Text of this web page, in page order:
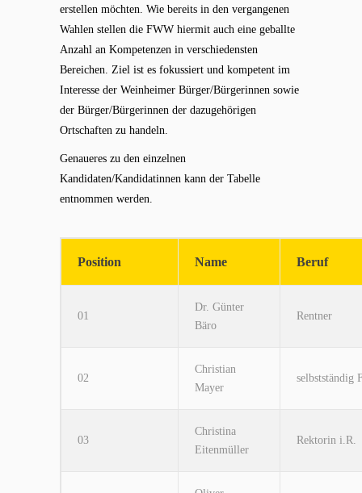
erstellen möchten. Wie bereits in den vergangenen
Wahlen stellen die FWW hiermit auch eine geballte
Anzahl an Kompetenzen in verschiedensten
Bereichen. Ziel ist es fokussiert und kompetent im
Interesse der Weinheimer Bürger/Bürgerinnen sowie
der Bürger/Bürgerinnen der dazugehörigen
Ortschaften zu handeln.
Genaueres zu den einzelnen
Kandidaten/Kandidatinnen kann der Tabelle
entnommen werden.
Position Name Beruf
01
Dr. Günter
Bäro
Rentner
02
Christian
Mayer
selbstständig
03
Christina
Eitenmüller
Rektorin i.R.